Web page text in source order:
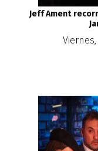
Jeff Ament